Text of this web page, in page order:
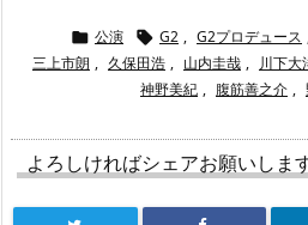
 公演  G2 , G2プロデュース
三上市朗 , 久保田浩 , 山内圭哉 , 川下大
神野美紀 , 腹筋善之介 ,
よろしければシェアお願いしま